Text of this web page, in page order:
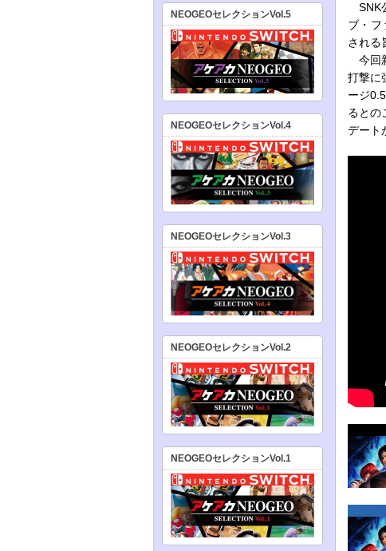
SNK
ブ・フ
される
今回
打撃に
ージ
るとの
デート
NEOGEOセレクションVol.5
NEOGEOセレクションVol.4
NEOGEOセレクションVol.3
NEOGEOセレクションVol.2
NEOGEOセレクションVol.1